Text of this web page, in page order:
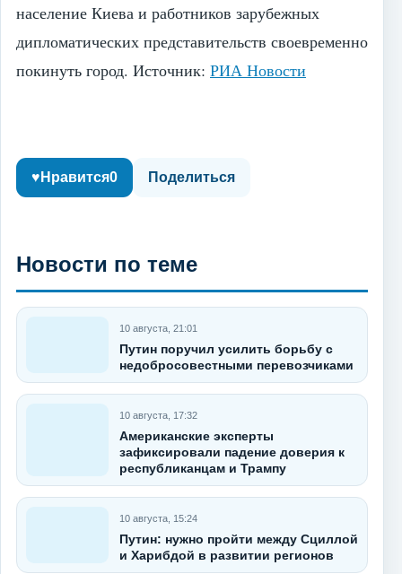
население Киева и работников зарубежных
дипломатических представительств своевременно
покинуть город. Источник: РИА Новости
♥ Нравится0 Поделиться
Новости по теме
10 августа, 21:01
Путин поручил усилить борьбу с
недобросовестными перевозчиками
10 августа, 17:32
Американские эксперты
зафиксировали падение доверия к
республиканцам и Трампу
10 августа, 15:24
Путин: нужно пройти между Сциллой
и Харибдой в развитии регионов